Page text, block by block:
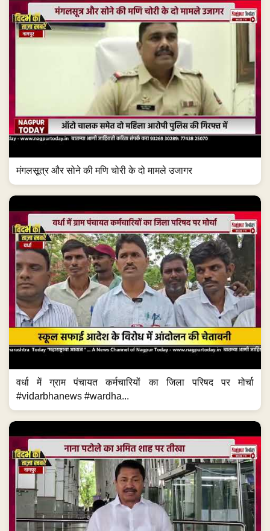
मंगलसूत्र और सोने की मणि चोरी के दो मामले उजागर
वर्धा में ग्राम पंचायत कर्मचारियों का जिला परिषद पर मोर्चा
#vidarbhanews #wardha...